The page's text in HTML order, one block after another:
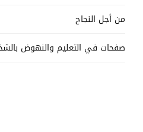
من أجل النجاح
صفحات في التعليم والنهوض